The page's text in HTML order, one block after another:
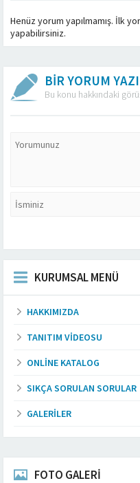
Henüz yorum yapılmamış. İlk
yapabilirsiniz.
BİR YORUM
Bu konu hakkındaki
KURUMSAL MENÜ
HAKKIMIZDA
TANITIM VIDEOSU
ONLINE KATALOG
SIKÇA SORULAN SORULAR
GALERILER
FOTO GALERİ